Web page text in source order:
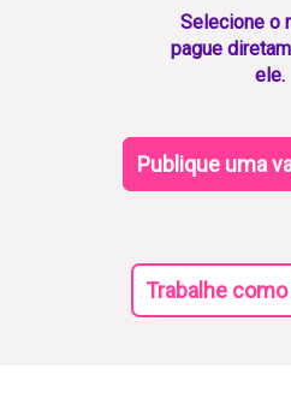
Selecione o
pague
ele.
Publique uma
Trabalhe